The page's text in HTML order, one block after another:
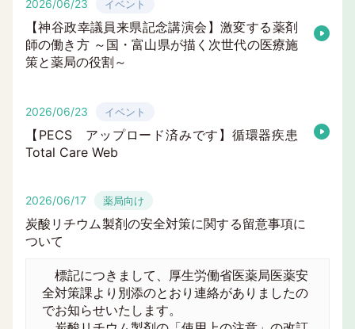
2026/06/23 イベント
【神谷政幸議員来県記念講演会】激変する薬剤
師の働き方 ～国・富山県が描く次世代の医療施
策と薬局の役割～
2026/06/23 イベント
【PECS アップロード済みです】循環器疾患
Total Care Web
2026/06/17 薬局向け
炭酸リチウム製剤の安全対策に関する留意事項に
ついて
標記につきまして、厚生労働省医薬局医薬安
全対策課より別添のとおり連絡がありましたの
でお知らせいたします。